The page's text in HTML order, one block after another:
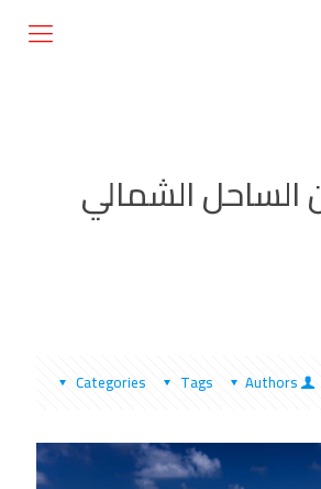
الساحل الشمالي
Categories Tags Authors